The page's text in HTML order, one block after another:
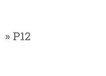
» P12